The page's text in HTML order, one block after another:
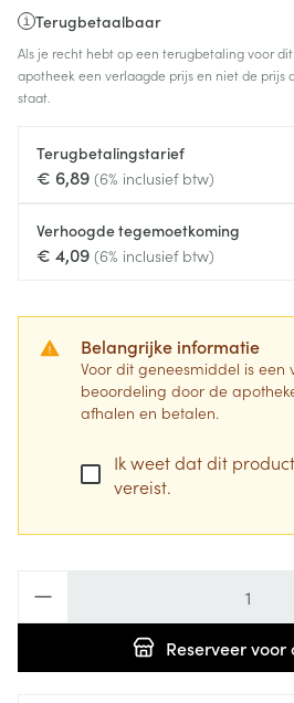
Terugbetaalbaar
Als je recht hebt op een terugbetaling voor
apotheek een verlaagde prijs en niet de prijs
staat.
Terugbetalingstarief
€ 6,89 (6% inclusief btw)
Verhoogde tegemoetkoming
€ 4,09 (6% inclusief btw)
Belangrijke informatie
Voor dit geneesmiddel is een
beoordeling door de
afhalen en betalen.
Ik weet dat dit
vereist.
Reserveervoor